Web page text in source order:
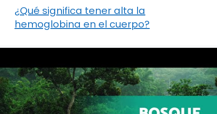
¿Qué significa tener alta la
hemoglobina en el cuerpo?